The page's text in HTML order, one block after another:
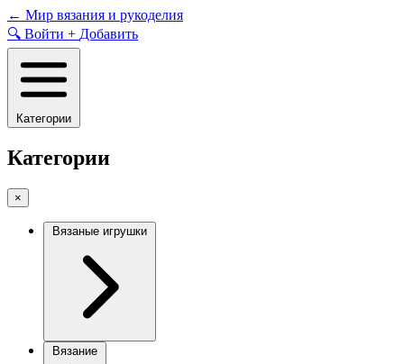
Skip
to
content
← Мир вязания и рукоделия
🔍 Войти + Добавить
Категории
Категории
×
Вязаные игрушки
Вязание